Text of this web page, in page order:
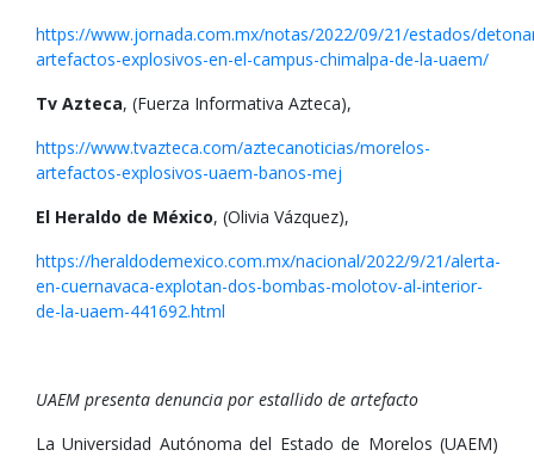
https://www.jornada.com.mx/notas/2022/09/21/estados/
artefactos-explosivos-en-el-campus-chimalpa-de-la-uaem/
Tv Azteca, (Fuerza Informativa Azteca),
https://www.tvazteca.com/aztecanoticias/morelos-
artefactos-explosivos-uaem-banos-mej
El Heraldo de México, (Olivia Vázquez),
https://heraldodemexico.com.mx/nacional/2022/9/21/alerta-
en-cuernavaca-explotan-dos-bombas-molotov-al-interior-
de-la-uaem-441692.html
UAEM presenta denuncia por estallido de artefacto
La Universidad Autónoma del Estado de Morelos (UAEM)